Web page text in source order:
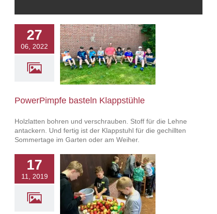
27
06, 2022
basteln
PowerPimpfe basteln Klappstühle
Holzlatten bohren und verschrauben. Stoff für die Lehne
antackern. Und fertig ist der Klappstuhl für die gechillten
Sommertage im Garten oder am Weiher.
17
11, 2019
machen